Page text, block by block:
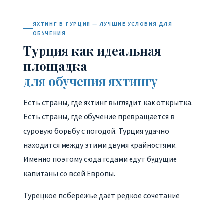
ЯХТИНГ В ТУРЦИИ — ЛУЧШИЕ УСЛОВИЯ ДЛЯ
ОБУЧЕНИЯ
Турция как идеальная
площадка
для обучения яхтингу
Есть страны, где яхтинг выглядит как открытка.
Есть страны, где обучение превращается в
суровую борьбу с погодой. Турция удачно
находится между этими двумя крайностями.
Именно поэтому сюда годами едут будущие
капитаны со всей Европы.
Турецкое побережье даёт редкое сочетание